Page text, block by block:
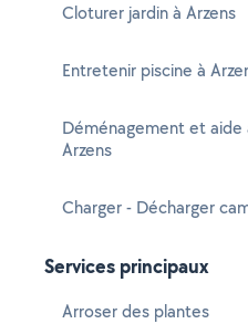
Cloturer jardin à Arzens
Entretenir piscine à
Déménagement et
Arzens
Charger - Décharger
Services principaux
Arroser des plantes